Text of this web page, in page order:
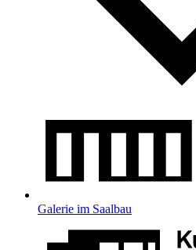
Galerie im Saalbau